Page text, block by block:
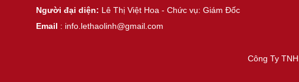
Người đại diện: Lê Thị Việt Hoa - Chức vụ: Giám Đốc
Email : info.lethaolinh@gmail.com
Công Ty